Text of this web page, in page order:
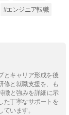
#エンジニア転職
とキャリア形成を後
修と就職支援を、も
徴と強みを詳細に示
た丁寧なサポートを
います。